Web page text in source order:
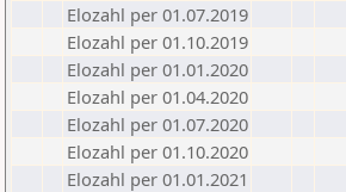
Elozahl per 01.07.2019
Elozahl per 01.10.2019
Elozahl per 01.01.2020
Elozahl per 01.04.2020
Elozahl per 01.07.2020
Elozahl per 01.10.2020
Elozahl per 01.01.2021